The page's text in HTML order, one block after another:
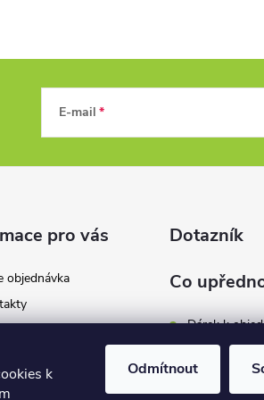
k
Odmítnout
E-mail
pro vás
objednávka
obchodu
podmínky
Dotazník
Co
Dárek k
Zákaznický
Dopravu